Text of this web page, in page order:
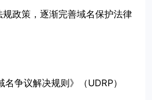
政策，逐渐完善域名保护法律
争议解决规则》（UDRP）